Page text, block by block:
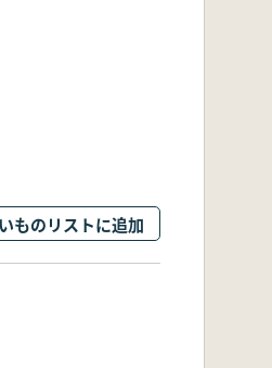
ものリストに追加